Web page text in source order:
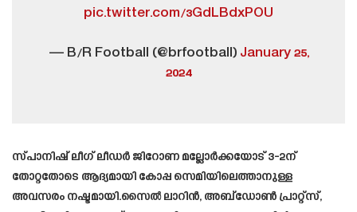
pic.twitter.com/3GdLBdxPOU
— B/R Football (@brfootball) January 25,
2024
സ്പാനിഷ് ലീഗ് ലീഡർ ജിറോണ മല്ലോർക്കയോട് 3-2ന്
തോറ്റതോടെ ആദ്യമായി കോപ്പ സെമിയിലെത്താനുള്ള
അവസരം നഷ്ടമായി.സൈൽ ലാറിൻ, അബ്‌ഡോൺ പ്രാറ്റ്‌സ്,